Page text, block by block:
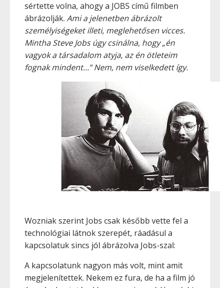
sértette volna, ahogy a JOBS című filmben
ábrázolják. Ami a jelenetben ábrázolt
személyiségeket illeti, meglehetősen vicces.
Mintha Steve Jobs úgy csinálna, hogy „én
vagyok a társadalom atyja, az én ötleteim
fognak mindent…” Nem, nem viselkedett így.
Wozniak szerint Jobs csak később vette fel a
technológiai látnok szerepét, ráadásul a
kapcsolatuk sincs jól ábrázolva Jobs-szal:
A kapcsolatunk nagyon más volt, mint amit
megjelenítettek. Nekem ez fura, de ha a film jó